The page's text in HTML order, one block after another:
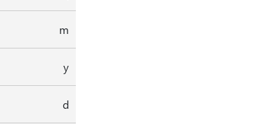
m
y
d